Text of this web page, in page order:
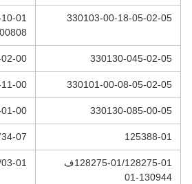
330103-00-18-05-02-05
01
330130-045-02-05
00
330101-00-08-05-02-05
00
330130-085-00-05
00
125388-01
07
128275-01/128275-01ف
130944-01
01